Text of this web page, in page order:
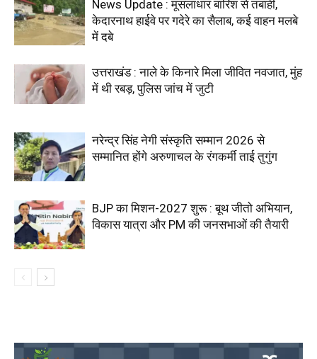
News Update : मूसलाधार बारिश से तबाही,
केदारनाथ हाईवे पर गदेरे का सैलाब, कई वाहन मलबे
में दबे
उत्तराखंड : नाले के किनारे मिला जीवित नवजात, मुंह
में थी रबड़, पुलिस जांच में जुटी
नरेन्द्र सिंह नेगी संस्कृति सम्मान 2026 से
सम्मानित होंगे अरुणाचल के रंगकर्मी ताई तुगुंग
BJP का मिशन-2027 शुरू : बूथ जीतो अभियान,
विकास यात्रा और PM की जनसभाओं की तैयारी